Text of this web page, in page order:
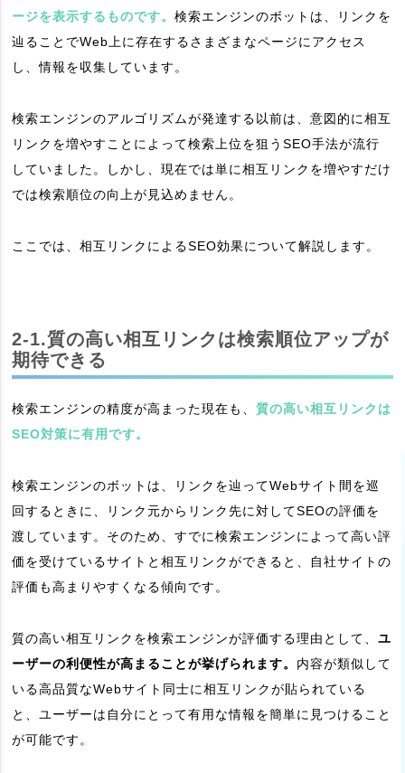
ージを表示するものです。検索エンジンのボットは、リンクを
辿ることでWeb上に存在するさまざまなページにアクセス
し、情報を収集しています。
検索エンジンのアルゴリズムが発達する以前は、意図的に相互
リンクを増やすことによって検索上位を狙うSEO手法が流行
していました。しかし、現在では単に相互リンクを増やすだけ
では検索順位の向上が見込めません。
ここでは、相互リンクによるSEO効果について解説します。
2-1.質の高い相互リンクは検索順位アップが
期待できる
検索エンジンの精度が高まった現在も、質の高い相互リンクは
SEO対策に有用です。
検索エンジンのボットは、リンクを辿ってWebサイト間を巡
回するときに、リンク元からリンク先に対してSEOの評価を
渡しています。そのため、すでに検索エンジンによって高い評
価を受けているサイトと相互リンクができると、自社サイトの
評価も高まりやすくなる傾向です。
質の高い相互リンクを検索エンジンが評価する理由として、ユ
ーザーの利便性が高まることが挙げられます。 内容が類似して
いる高品質なWebサイト同士に相互リンクが貼られている
と、ユーザーは自分にとって有用な情報を簡単に見つけること
が可能です。